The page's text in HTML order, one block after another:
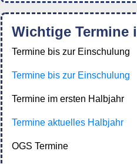
Wichtige Termine
Termine bis zur Einschulung
Termine bis zur Einschulung
Termine im ersten Halbjahr
Termine aktuelles Halbjahr
OGS Termine